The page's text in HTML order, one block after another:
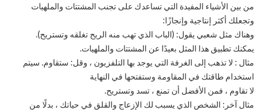
من بين الأشياء المفيدة التي تساعدك على تجنب المشتتات والملهيات
وتجعلك أكثر إنتاجية وإنجازًا:
وهناك مثل شعبي يقول: (الباب الذي تهب منه الريح تغلقه وتستريح).
يمكنك تطبيق هذا المثل بعيدًا عن المشتتات والملهيات.
مثال : لا تذهب إلى الغرفة التي يوجد بها التلفزيون ، وقل: ستقاوم. سيتم
استخدام طاقتك في المقاومة وستفتحها في النهاية
لا تقاوم ، فمن الأفضل أن تمنع ، تسد وتستريح.
مثال آخر: الشخص الذي يسبب لك الإزعاج والقلق في حياتك ، بدلًا من